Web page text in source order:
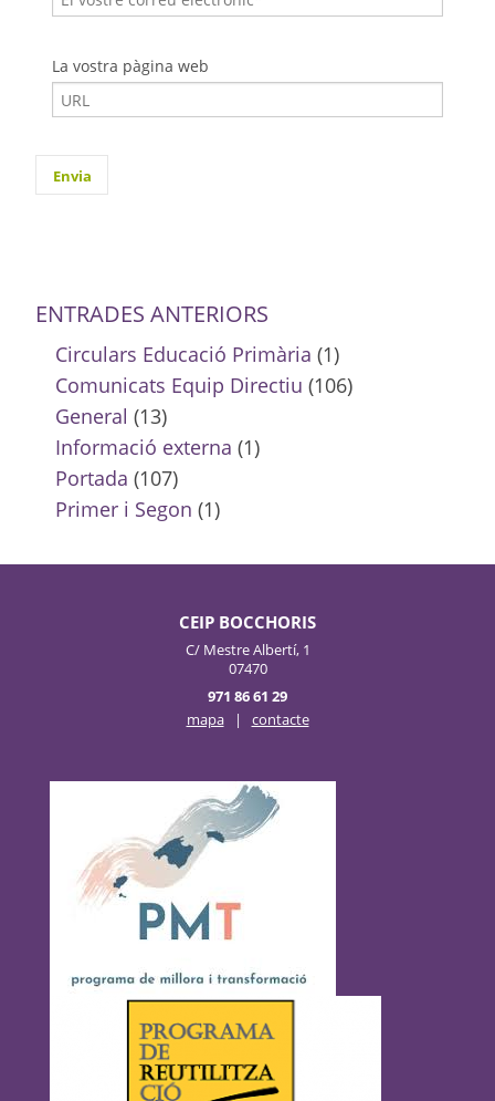
La vostra pàgina web
ENTRADES ANTERIORS
Circulars Educació Primària (1)
Comunicats Equip Directiu (106)
General (13)
Informació externa (1)
Portada (107)
Primer i Segon (1)
CEIP BOCCHORIS
C/ Mestre Albertí, 1
07470
971 86 61 29
mapa
| contacte